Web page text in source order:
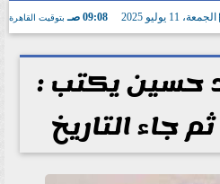
الجمعة، 11 يوليو 2025 09:08 صـ بتوقيت القاهرة
حسين يكتب :
جاء التاريخ